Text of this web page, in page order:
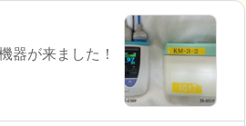
器が来ました！